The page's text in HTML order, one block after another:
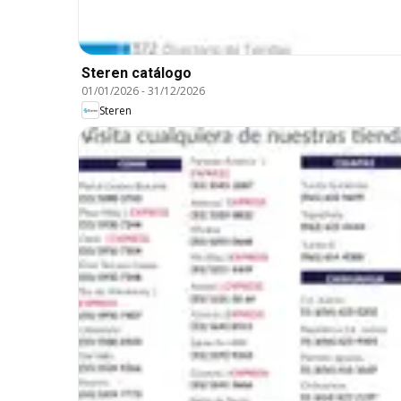
Steren catálogo
01/01/2026-31/12/2026
Steren